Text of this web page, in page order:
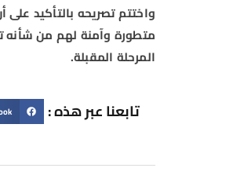
واختتم تصريحه بالتأكيد
متطورة وآمنة لهم من شأنه
المرحلة المقبلة.
تابعنا عبر هذه :